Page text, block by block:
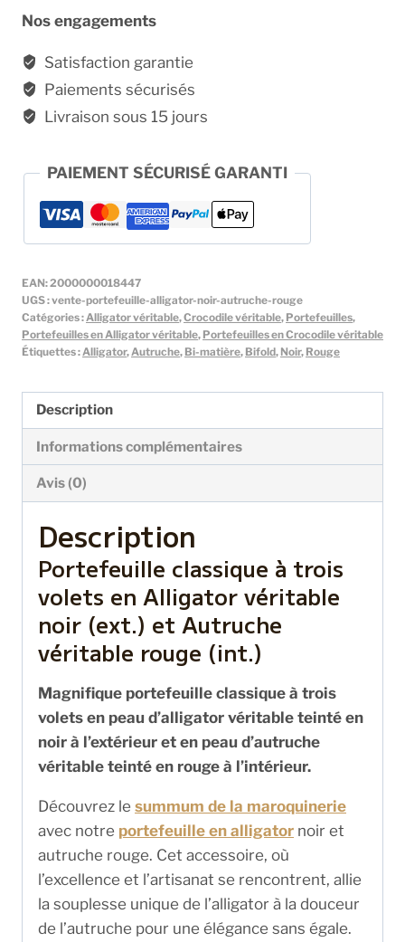
en
alligator
noir
et
autruche
Nos engagements
Satisfaction garantie
Paiements sécurisés
Livraison sous 15 jours
PAIEMENT SÉCURISÉ GARANTI
EAN:2000000018447
UGS :vente-portefeuille-alligator-noir-autruche-rouge
Catégories :Alligator véritable,Crocodile véritable, Portefeuilles,
Portefeuilles en Alligator véritable, Portefeuilles en Crocodile véritable
Étiquettes :Alligator,Autruche, Bi-matière, Bifold, Noir, Rouge
Description
Informations complémentaires
Avis (0)
Description
Portefeuille classique à trois
volets en Alligator véritable
noir (ext.) et Autruche
véritable rouge (int.)
Magnifique portefeuille classique à trois
volets en peau d’alligator véritable teinté en
noir à l’extérieur et en peau d’autruche
véritable teinté en rouge à l’intérieur.
Découvrez le summum de la maroquinerie
avec notre portefeuille en alligator noir et
autruche rouge. Cet accessoire, où
l’excellence et l’artisanat se rencontrent, allie
la souplesse unique de l’alligator à la douceur
de l’autruche pour une élégance sans égale.